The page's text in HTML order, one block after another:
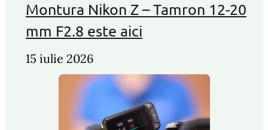
Montura Nikon Z – Tamron 12-20
mm F2.8 este aici
15 iulie 2026